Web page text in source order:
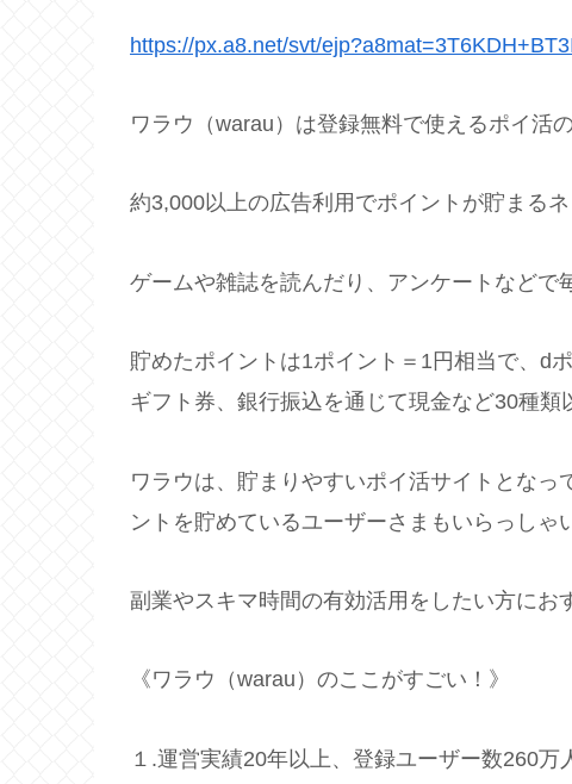
https://px.a8.net/svt/
ワラウ（warau）は登録無料で使えるポイ活
約3,000以上の広告利用でポイントが貯まるネ
ゲームや雑誌を読んだり、アンケートなどで
貯めたポイントは1ポイント＝1円相当で、d
ギフト券、銀行振込を通じて現金など30種類
ワラウは、貯まりやすいポイ活サイトとな
ントを貯めているユーザーさまもいらっしゃ
副業やスキマ時間の有効活用をしたい方にお
《ワラウ（warau）のここがすごい！》
１.運営実績20年以上、登録ユーザー数260万